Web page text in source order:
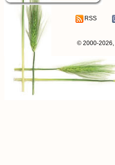
RSS
© 2000-2026,